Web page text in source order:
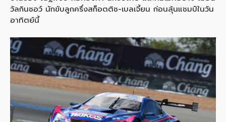
วัลกินชอว์ นักขับลูกครึ่งสก็อตติช-เบลเจี้ยน ก่อนลุ้นแชมป์ในวัน
อาทิตย์นี้